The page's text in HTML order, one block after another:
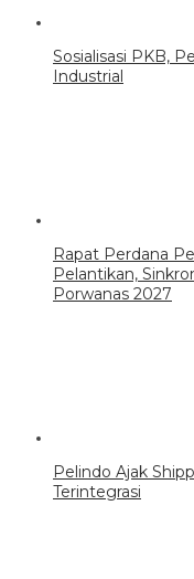
Sosialisasi PKB,
Industrial
Rapat Perdana
Pelantikan,
Porwanas 2027
Pelindo Ajak
Terintegrasi